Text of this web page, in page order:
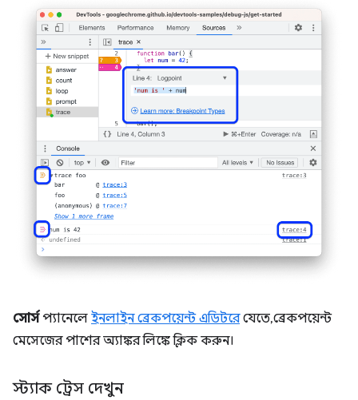
সোর্সপ্যানেলে ইনলাইন ব্রেকপয়েন্ট এডিটরেযেতে, ব্রেকপয়েন্ট
মেসেজের পাশের অ্যাঙ্কর লিঙ্কে ক্লিক করুন।
স্ট্যাক ট্রেস দেখুন